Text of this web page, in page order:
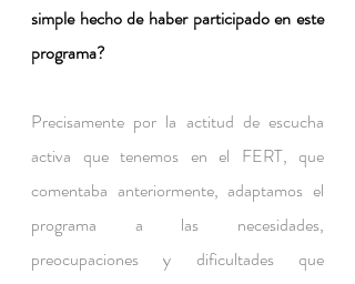
simple hecho de haber participado en este
programa?
Precisamente por la actitud de escucha
activa que tenemos en el FERT, que
comentaba anteriormente, adaptamos el
programa a las necesidades,
preocupaciones y dificultades que